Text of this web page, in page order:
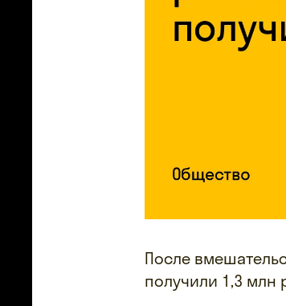
После
получили 1,3 млн